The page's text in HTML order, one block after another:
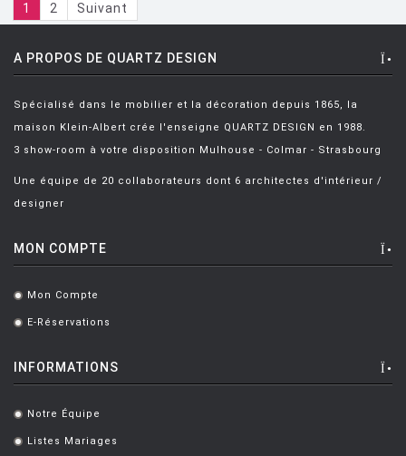
1 2 Suivant
A PROPOS DE QUARTZ DESIGN
Spécialisé dans le mobilier et la décoration depuis 1865, la
maison Klein-Albert crée l'enseigne QUARTZ DESIGN en 1988.
3 show-room à votre disposition Mulhouse - Colmar - Strasbourg
Une équipe de 20 collaborateurs dont 6 architectes d'intérieur /
designer
MON COMPTE
. Mon Compte
. E-Réservations
INFORMATIONS
. Notre Équipe
. Listes Mariages